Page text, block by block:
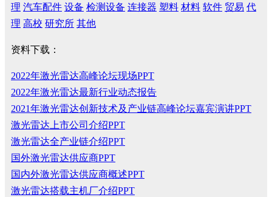
理 汽车配件 设备 检测设备 连接器 塑料 材料 软件 贸易 代
理 高校 研究所 其他
资料下载：
2022年激光雷达高峰论坛现场PPT
2022年激光雷达最新行业动态报告
2021年激光雷达创新技术及产业链高峰论坛嘉宾演讲PPT
激光雷达上市公司介绍PPT
激光雷达全产业链介绍PPT
国外激光雷达供应商PPT
国内外激光雷达供应商概述PPT
激光雷达搭载主机厂介绍PPT